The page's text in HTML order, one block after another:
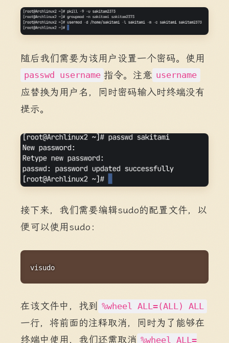
随后我们需要为该用户设置一个密码。使用
passwd username 指令。注意 username
应替换为用户名，同时密码输入时终端没有
提示。
接下来，我们需要编辑sudo的配置文件，以
便可以使用sudo：
visudo
在该文件中，找到 %wheel ALL=(ALL) ALL
一行，将前面的注释取消，同时为了能够在
终端中使用，我们还需取消 %wheel ALL=